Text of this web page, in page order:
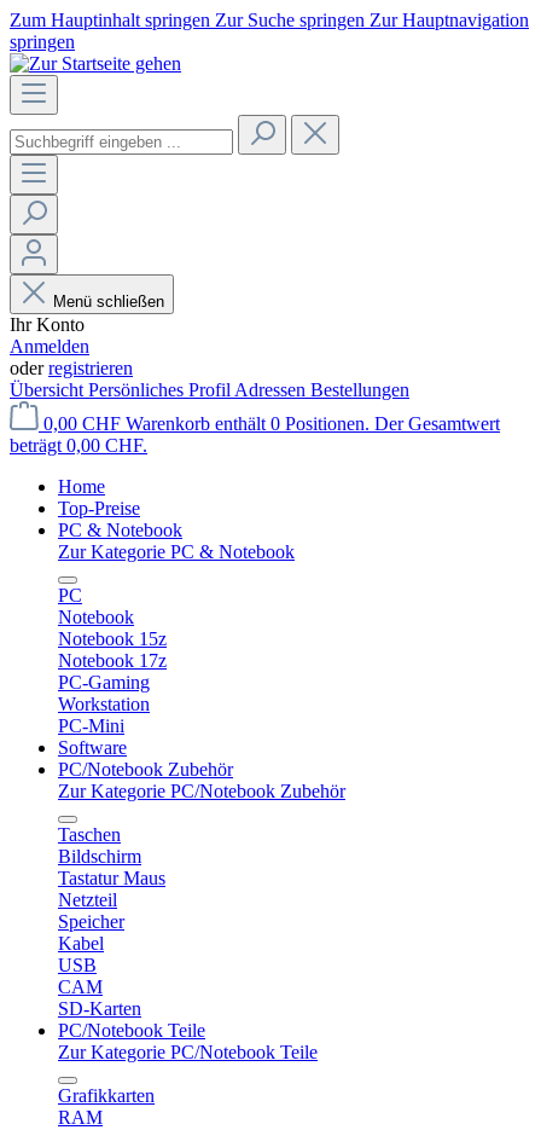
Zum Hauptinhalt springen Zur Suche springen Zur Hauptnavigation
springen
Menü schließen
Ihr Konto
Anmelden
oderregistrieren
Übersicht Persönliches Profil Adressen Bestellungen
0,00 CHF Warenkorb enthält 0 Positionen. Der Gesamtwert
beträgt 0,00 CHF.
Home
Top-Preise
PC & Notebook
Zur Kategorie PC & Notebook
PC
Notebook
Notebook 15z
Notebook 17z
PC-Gaming
Workstation
PC-Mini
Software
PC/Notebook Zubehör
Zur Kategorie PC/Notebook Zubehör
Taschen
Bildschirm
Tastatur Maus
Netzteil
Speicher
Kabel
USB
CAM
SD-Karten
PC/Notebook Teile
Zur Kategorie PC/Notebook Teile
Grafikkarten
RAM